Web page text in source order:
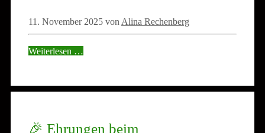
11. November 2025 von Alina Rechenberg
Weiterlesen …
🎉 Ehrungen beim